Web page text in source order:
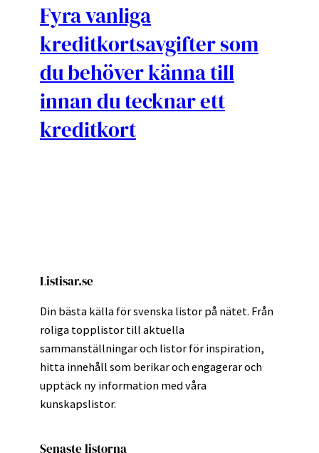
Fyra vanliga
kreditkortsavgifter som
du behöver känna till
innan du tecknar ett
kreditkort
Listisar.se
Din bästa källa för svenska listor på nätet. Från
roliga topplistor till aktuella
sammanställningar och listor för inspiration,
hitta innehåll som berikar och engagerar och
upptäck ny information med våra
kunskapslistor.
Senaste listorna